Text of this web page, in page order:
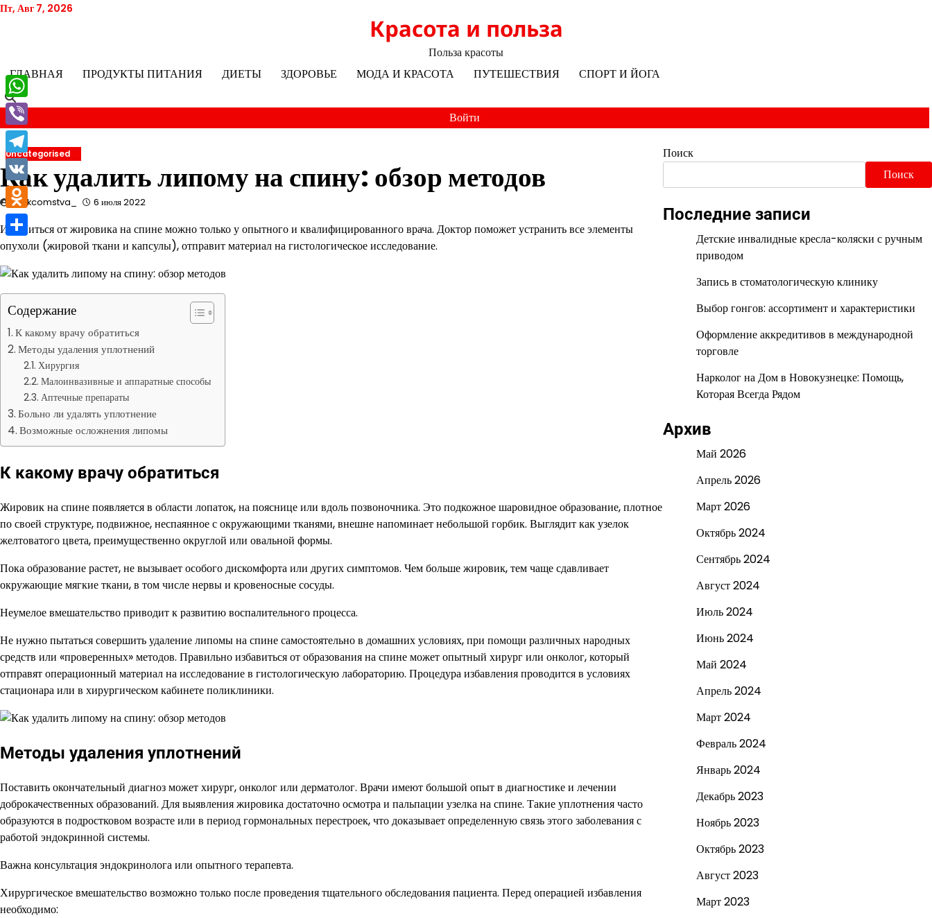
Перейти
Пт, Авг 7, 2026
Красота и польза
Польза красоты
ГЛАВНАЯ
ПРОДУКТЫ ПИТАНИЯ ДИЕТЫ ЗДОРОВЬЕ МОДА И КРАСОТА ПУТЕШЕСТВИЯ СПОРТ И ЙОГА
Войти
Uncategorised
Как удалить липому на спину: обзор методов
znakcomstva_ 6 июля 2022
Избавиться от жировика на спине можно только у опытного и квалифицированного врача. Доктор поможет устранить все элементы
опухоли (жировой ткани и капсулы), отправит материал на гистологическое исследование.
Содержание
К какому врачу обратиться
Методы удаления уплотнений
Хирургия
Малоинвазивные и аппаратные способы
Аптечные препараты
Больно ли удалять уплотнение
Возможные осложнения липомы
К какому врачу обратиться
Жировик на спине появляется в области лопаток, на пояснице или вдоль позвоночника. Это подкожное шаровидное образование, плотное
по своей структуре, подвижное, неспаянное с окружающими тканями, внешне напоминает небольшой горбик. Выглядит как узелок
желтоватого цвета, преимущественно округлой или овальной формы.
Пока образование растет, не вызывает особого дискомфорта или других симптомов. Чем больше жировик, тем чаще сдавливает
окружающие мягкие ткани, в том числе нервы и кровеносные сосуды.
Неумелое вмешательство приводит к развитию воспалительного процесса.
Не нужно пытаться совершить удаление липомы на спине самостоятельно в домашних условиях, при помощи различных народных
средств или «проверенных» методов. Правильно избавиться от образования на спине может опытный хирург или онколог, который
отправят операционный материал на исследование в гистологическую лабораторию. Процедура избавления проводится в условиях
стационара или в хирургическом кабинете поликлиники.
Методы удаления уплотнений
Поставить окончательный диагноз может хирург, онколог или дерматолог. Врачи имеют большой опыт в диагностике и лечении
доброкачественных образований. Для выявления жировика достаточно осмотра и пальпации узелка на спине. Такие уплотнения часто
образуются в подростковом возрасте или в период гормональных перестроек, что доказывает определенную связь этого заболевания с
работой эндокринной системы.
Важна консультация эндокринолога или опытного терапевта.
Хирургическое вмешательство возможно только после проведения тщательного обследования пациента. Перед операцией избавления
необходимо:
Поиск
Поиск
Последние записи
Детские инвалидные кресла-коляски с ручным
приводом
Запись в стоматологическую клинику
Выбор гонгов: ассортимент и характеристики
Оформление аккредитивов в международной
торговле
Нарколог на Дом в Новокузнецке: Помощь,
Которая Всегда Рядом
Архив
Май 2026
Апрель 2026
Март 2026
Октябрь 2024
Сентябрь 2024
Август 2024
Июль 2024
Июнь 2024
Май 2024
Апрель 2024
Март 2024
Февраль 2024
Январь 2024
Декабрь 2023
Ноябрь 2023
Октябрь 2023
Август 2023
Март 2023
WhatsApp
Viber
Telegram
VK
Odnoklassniki
Отправить